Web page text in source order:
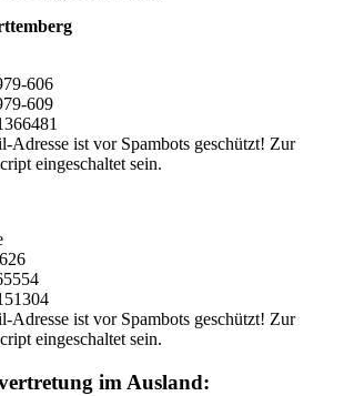
606
609
Adresse ist vor Spambots geschützt! Zur
eingeschaltet sein.
Adresse ist vor Spambots geschützt! Zur
eingeschaltet sein.
im Ausland: